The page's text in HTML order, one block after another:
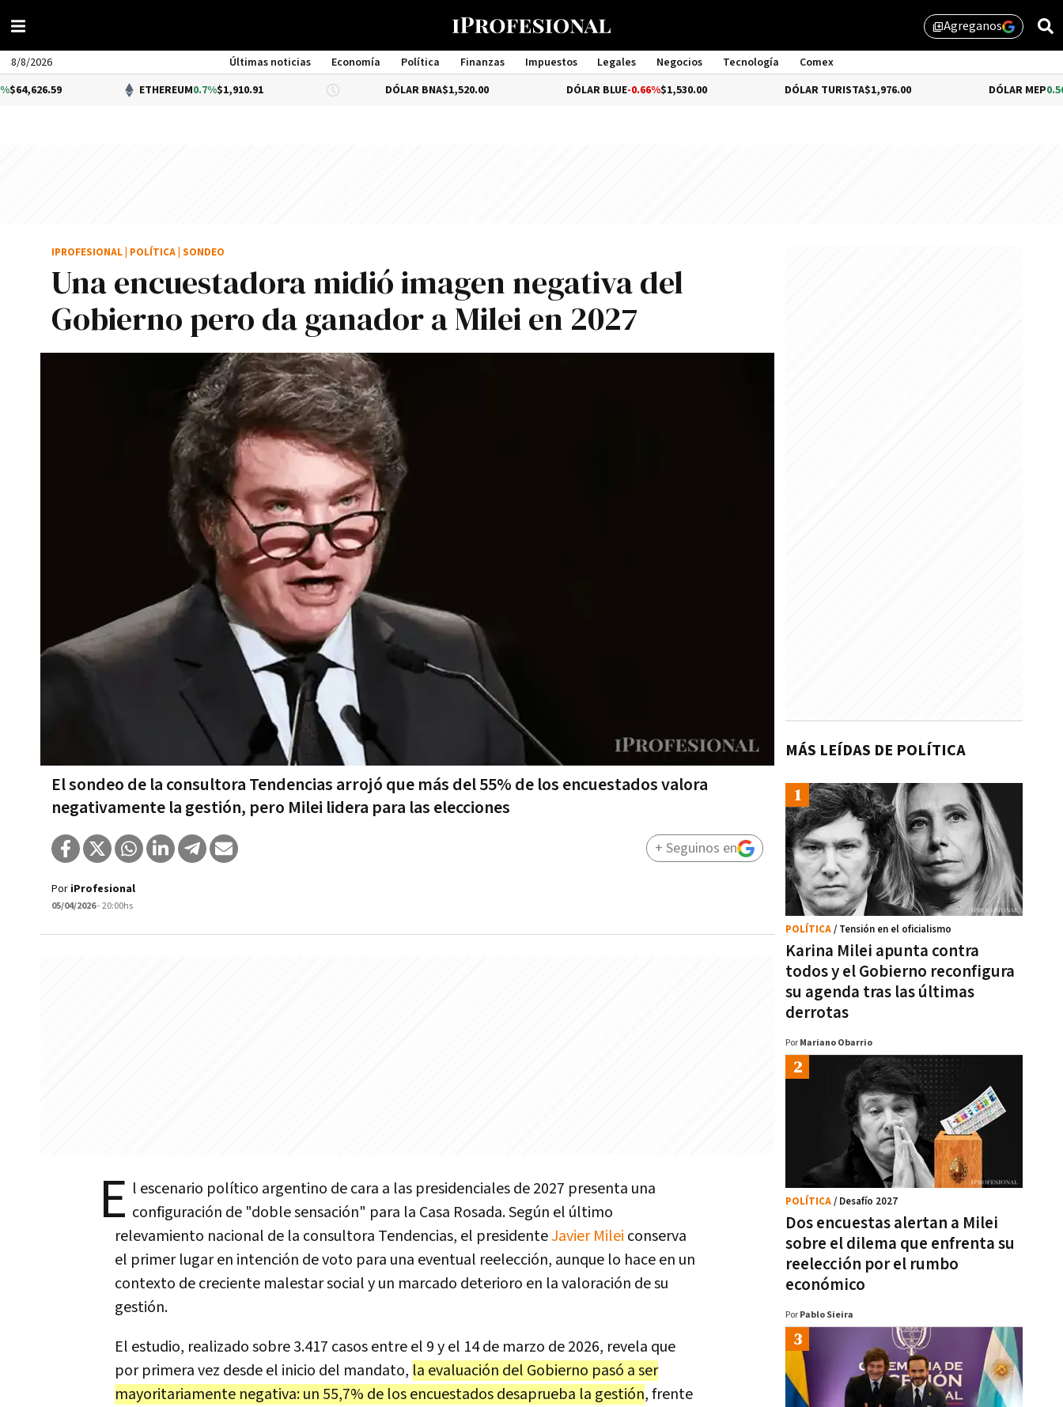
library_addAgreganos
8/8/2026 Últimas noticias Economía Política Finanzas Impuestos Legales Negocios Tecnología
Comex
Management
ETHEREUM0.7%$1,910.91 DÓLAR BNA$1,520.00 DÓLAR BLUE-0.66%$1,530.00 DÓLAR TURISTA$1,976.00 DÓLAR MEP0.56%
Una encuestadora midió imagen negativa del
Gobierno pero da ganador a Milei en 2027
El sondeo de la consultora Tendencias arrojó que más del 55% de los encuestados valora
negativamente la gestión, pero Milei lidera para las elecciones
IPROFESIONAL POLÍTICA SONDEO
Por iProfesional
05/04/2026- 20:00hs
+ Seguinos en
E l escenario político argentino de cara a las presidenciales de 2027 presenta una
configuración de "doble sensación" para la Casa Rosada. Según el último
relevamiento nacional de la consultora Tendencias, el presidenteJavier Milei conserva
el primer lugar en intención de voto para una eventual reelección, aunque lo hace en un
contexto de creciente malestar social y un marcado deterioro en la valoración de su
gestión.
El estudio, realizado sobre 3.417 casos entre el 9 y el 14 de marzo de 2026, revela que
por primera vez desde el inicio del mandato, la evaluación del Gobierno pasó a ser
mayoritariamente negativa: un 55,7% de los encuestados desaprueba la gestión, frente
MÁS LEÍDAS DE POLÍTICA
Karina Milei apunta contra
todos y el Gobierno reconfigura
su agenda tras las últimas
derrotas
POLÍTICA/ Tensión en el oficialismo
Por Mariano Obarrio
Dos encuestas alertan a Milei
sobre el dilema que enfrenta su
reelección por el rumbo
económico
POLÍTICA/ Desafío 2027
Por Pablo Sieira